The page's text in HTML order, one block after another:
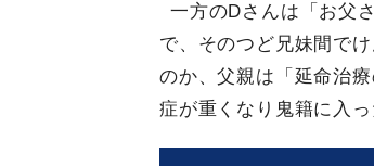
一方のDさんは「お父
で、そのつど兄妹間で
のか、父親は「延命治
症が重くなり鬼籍に入っ